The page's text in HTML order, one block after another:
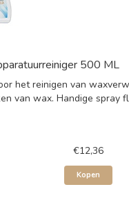
500 ML
het reinigen van
van wax. Handige spray
€12,36
Kopen